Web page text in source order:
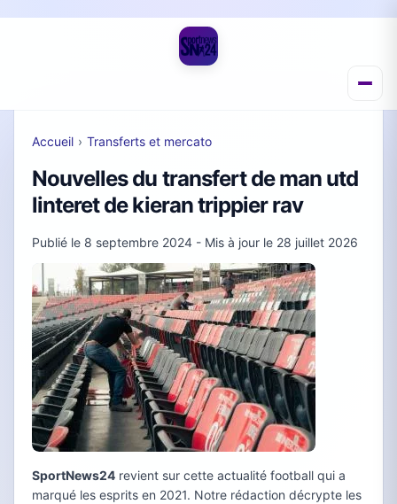
Accueil › Transferts et mercato
Nouvelles du transfert de man utd
linteret de kieran trippier rav
Publié le 8 septembre 2024 - Mis à jour le 28 juillet 2026
SportNews24 revient sur cette actualité football qui a
marqué les esprits en 2021. Notre rédaction décrypte les